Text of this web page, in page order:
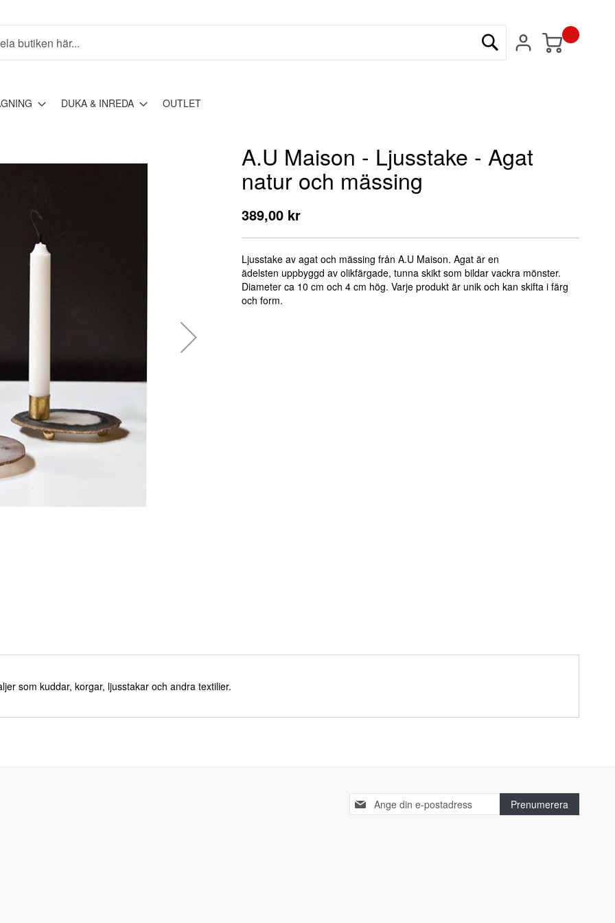
Min kundvagn
DUKA & INREDA OUTLET
A.U Maison - Ljusstake - Agat
natur och mässing
389,00 kr
Ljusstake av agat och mässing från A.U Maison. Agat är en
ädelsten uppbyggd av olikfärgade, tunna skikt som bildar vackra mönster.
Diameter ca 10 cm och 4 cm hög. Varje produkt är unik och kan skifta i färg
och form.
som kuddar, korgar, ljusstakar och andra textilier.
Sign
Up
Prenumerera